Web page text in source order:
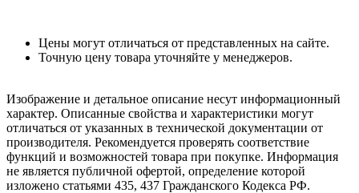
Цены могут отличаться от представленных на сайте.
Точную цену товара уточняйте у менеджеров.
Изображение и детальное описание несут информационный
характер. Описанные свойства и характеристики могут
отличаться от указанных в технической документации от
производителя. Рекомендуется проверять соответствие
функций и возможностей товара при покупке. Информация
не является публичной офертой, определение которой
изложено статьями 435, 437 Гражданского Кодекса РФ.